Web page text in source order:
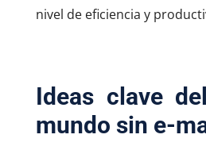
nivel de eficiencia y
Ideas clave
mundo sin e-